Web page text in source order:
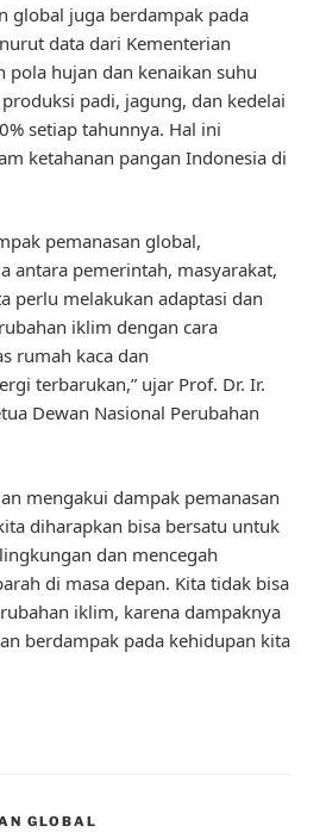
global juga berdampak pada
data dari Kementerian
pola hujan dan kenaikan suhu
padi, jagung, dan kedelai
setiap tahunnya. Hal ini
ketahanan pangan Indonesia di
pemanasan global,
antara pemerintah, masyarakat,
perlu melakukan adaptasi dan
iklim dengan cara
rumah kaca dan
terbarukan,” ujar Prof. Dr. Ir.
Dewan Nasional Perubahan
mengakui dampak pemanasan
diharapkan bisa bersatu untuk
dan mencegah
di masa depan. Kita tidak bisa
iklim, karena dampaknya
berdampak pada kehidupan kita
GLOBAL